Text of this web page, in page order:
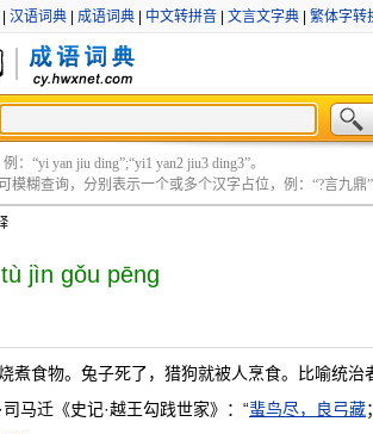
汉语词典 成语词典 中文转拼音 文言文字典 繁体字转
：“yi yan jiu ding”;“yi1 yan2 jiu3 ding3”。
模糊查询，分别表示一个或多个汉字占位，例：“?言九鼎”
tù jìn gǒu pēng
煮食物。兔子死了，猎狗就被人烹食。比喻统治
司马迁《史记·越王勾践世家》：“蜚鸟尽，良弓藏